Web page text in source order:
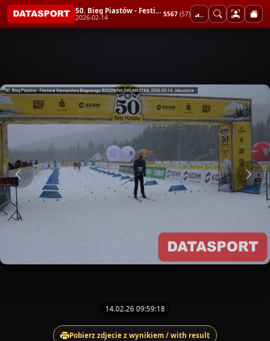
50. Bieg Piastów - Festiwal Narciarstwa Biegowego RODZINNA DWUNASTKA
2026-02-14 5567 (57)
14.02.26 09:59:18
Pobierz zdjecie z wynikiem / with result